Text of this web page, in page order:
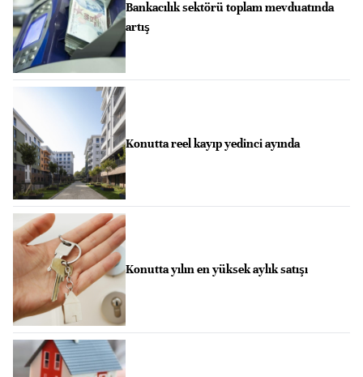
Bankacılık sektörü toplam mevduatında
artış
Konutta reel kayıp yedinci ayında
Konutta yılın en yüksek aylık satışı